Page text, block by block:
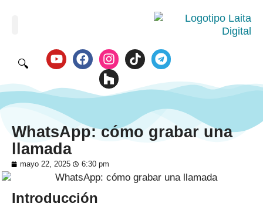
🔍
WhatsApp: cómo grabar una
llamada
mayo 22, 2025 6:30 pm
Introducción